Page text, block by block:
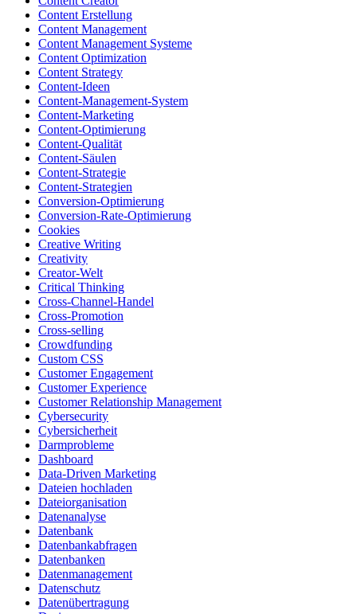
Content Erstellung
Content Management
Content Management Systeme
Content Optimization
Content Strategy
Content-Ideen
Content-Management-System
Content-Marketing
Content-Optimierung
Content-Qualität
Content-Säulen
Content-Strategie
Content-Strategien
Conversion-Optimierung
Conversion-Rate-Optimierung
Cookies
Creative Writing
Creativity
Creator-Welt
Critical Thinking
Cross-Channel-Handel
Cross-Promotion
Cross-selling
Crowdfunding
Custom CSS
Customer Engagement
Customer Experience
Customer Relationship Management
Cybersecurity
Cybersicherheit
Darmprobleme
Dashboard
Data-Driven Marketing
Dateien hochladen
Dateiorganisation
Datenanalyse
Datenbank
Datenbankabfragen
Datenbanken
Datenmanagement
Datenschutz
Datenübertragung